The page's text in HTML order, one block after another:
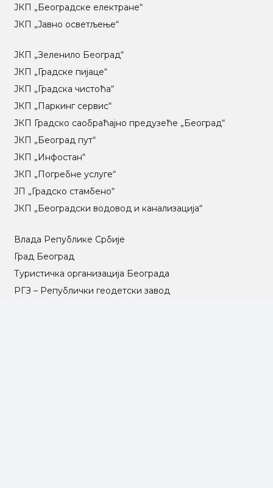
ЈКП „Београдске електране“
ЈКП „Јавно осветљење“
ЈКП „Зеленило Београд“
ЈКП „Градске пијаце“
ЈКП „Градска чистоћа“
ЈКП „Паркинг сервис“
ЈКП Градско саобраћајно предузеће „Београд“
ЈКП „Београд пут“
ЈКП „Инфостан“
ЈКП „Погребне услуге“
ЈП „Градско стамбено“
ЈКП „Београдски водовод и канализација“
Влада Републике Србије
Град Београд
Туристичка организација Београда
РГЗ – Републички геодетски завод